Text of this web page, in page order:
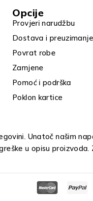
Opcije
Provjeri narudžbu
Dostava i preuzimanje
Povrat robe
Zamjene
Pomoć i podrška
Poklon kartice
Unatoč našim
u opisu proizvoda.